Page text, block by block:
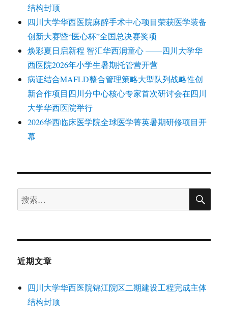
结构封顶
四川大学华西医院麻醉手术中心项目荣获医学装备
创新大赛暨“医心杯”全国总决赛奖项
焕彩夏日启新程 智汇华西润童心 ——四川大学华
西医院2026年小学生暑期托管营开营
病证结合MAFLD整合管理策略大型队列战略性创
新合作项目四川分中心核心专家首次研讨会在四川
大学华西医院举行
2026华西临床医学院全球医学菁英暑期研修项目开
幕
搜
索：
搜
近期文章
四川大学华西医院锦江院区二期建设工程完成主体
结构封顶